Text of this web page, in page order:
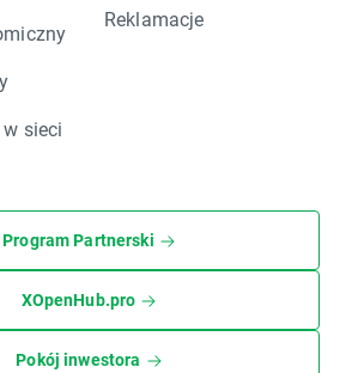
sieci
Reklamacje
Program Partnerski
XOpenHub.pro
Pokój inwestora